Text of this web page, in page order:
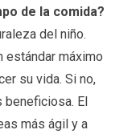
de la comida?
del niño.
estándar máximo
su vida. Si no,
El
más ágil y a